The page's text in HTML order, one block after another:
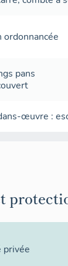
pans
œuvre :
privée